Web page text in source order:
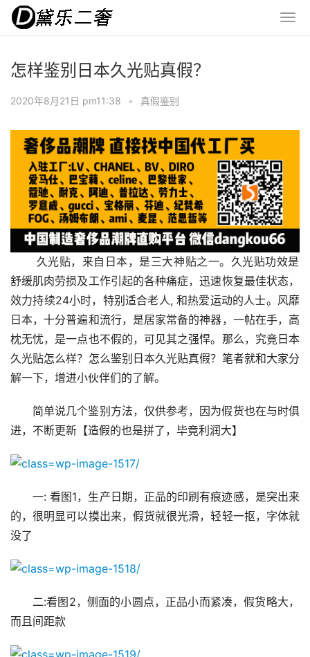
怎样鉴别日本久光贴真假？
2020年8月21日 pm11:38 • 真假鉴别
舒缓肌肉劳损及工作引起的各种痛症，迅速恢复最佳状态，
效力持续24小时，特别适合老人, 和热爱运动的人士。风靡
日本，十分普遍和流行，是居家常备的神器，一帖在手，高
枕无忧，是一点也不假的，可见其之强悍。那么，究竟日本
久光贴怎么样？怎么鉴别日本久光贴真假？笔者就和大家分
解一下，增进小伙伴们的了解。
简单说几个鉴别方法，仅供参考，因为假货也在与时俱
进，不断更新【造假的也是拼了，毕竟利润大】
一: 看图1，生产日期，正品的印刷有痕迹感，是突出来
的，很明显可以摸出来，假货就很光滑，轻轻一抠，字体就
没了
二:看图2，侧面的小圆点，正品小而紧凑，假货略大，
而且间距款